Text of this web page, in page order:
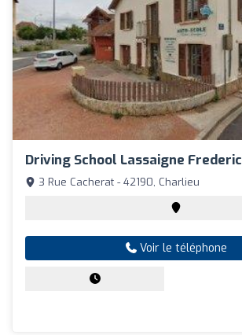
Driving School Lassaigne Frederic
3 Rue Cacherat - 42190, Charlieu
Voir le téléphone